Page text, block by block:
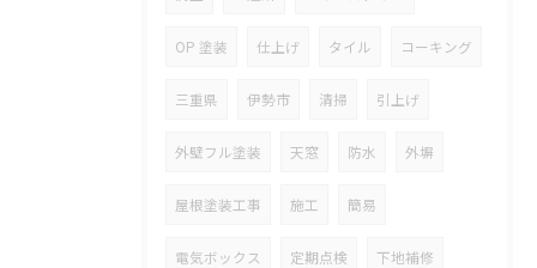
OP 塗装 仕上げ タイル コーキング
三重県 伊勢市 清掃 引上げ
外壁フル塗装 天窓 防水 外塀
屋根塗装工事 施工 簡易
電気ボックス 定期点検 下地補修